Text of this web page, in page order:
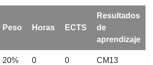
Peso Horas ECTS
Resultados
de
aprendizaje
20% 0 0 CM13